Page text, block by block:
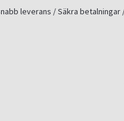
leverans / Säkra betalningar